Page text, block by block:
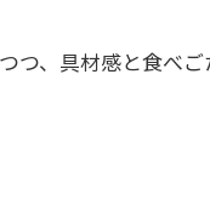
つ、具材感と食べ